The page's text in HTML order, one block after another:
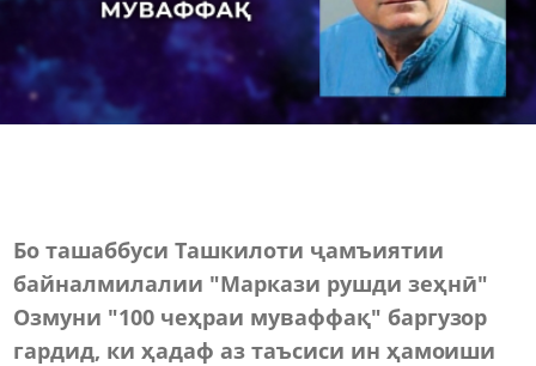
Бо ташаббуси Ташкилоти ҷамъиятии
байналмилалии "Маркази рушди зеҳнӣ"
Озмуни "100 чеҳраи муваффақ" баргузор
гардид, ки ҳадаф аз таъсиси ин ҳамоиши